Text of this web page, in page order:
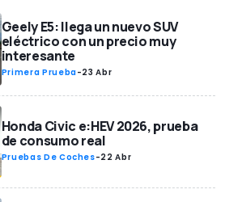
Geely E5: llega un nuevo SUV
eléctrico con un precio muy
interesante
Primera Prueba-23 Abr
Honda Civic e:HEV 2026, prueba
de consumo real
Pruebas De Coches-22 Abr